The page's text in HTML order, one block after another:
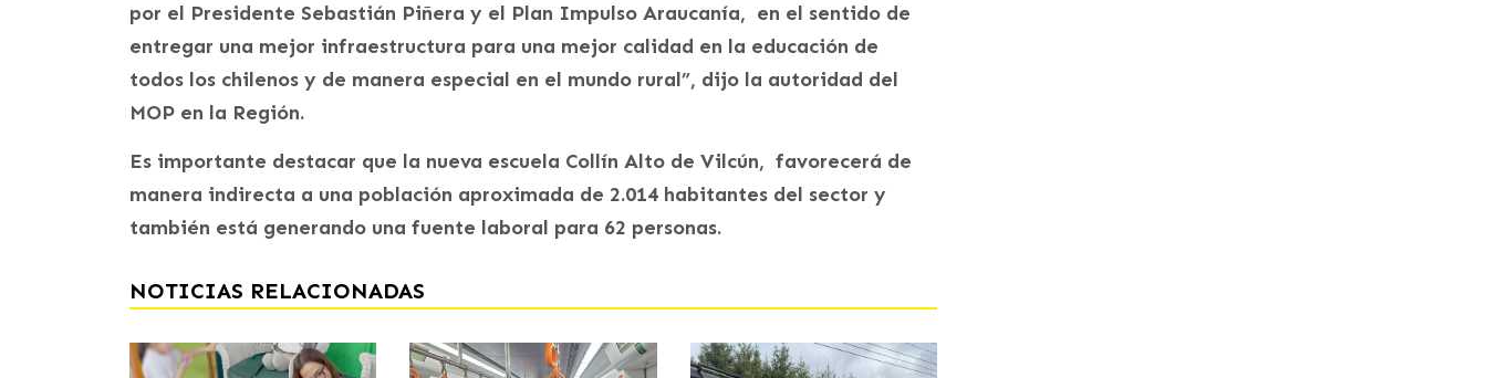
por el Presidente Sebastián Piñera y el Plan Impulso Araucanía, en el sentido de
entregar una mejor infraestructura para una mejor calidad en la educación de
todos los chilenos y de manera especial en el mundo rural”, dijo la autoridad del
MOP en la Región.
Es importante destacar que la nueva escuela Collín Alto de Vilcún, favorecerá de
manera indirecta a una población aproximada de 2.014 habitantes del sector y
también está generando una fuente laboral para 62 personas.
NOTICIAS RELACIONADAS